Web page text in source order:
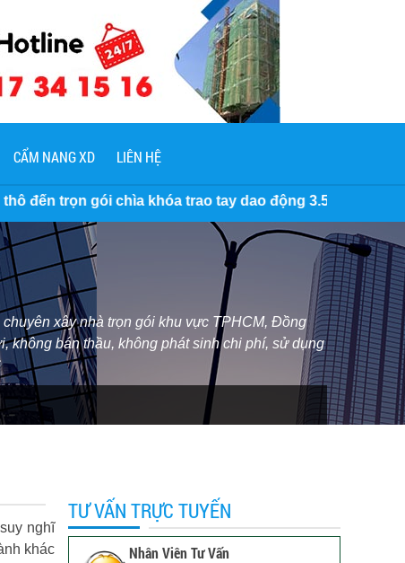
CẨM NANG XD LIÊN HỆ
trao tay dao động 3.500.000 VNĐ/M2 đến 7 Triệu/
xây nhà trọn gói khu vực TPHCM, Đồng
không bán thầu, không phát sinh chi phí, sử dụng
nghĩ
khác
TƯ VẤN TRỰC TUYẾN
Nhân Viên Tư Vấn